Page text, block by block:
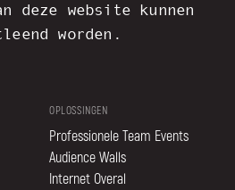
deze website kunnen
worden.
OPLOSSINGEN
Professionele Team Events
Audience Walls
Internet Overal